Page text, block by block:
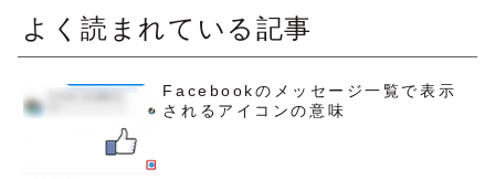
よく読まれている記事
Facebookのメッセージ一覧で表示
されるアイコンの意味